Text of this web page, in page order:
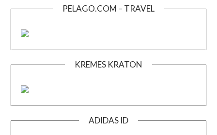
PELAGO.COM – TRAVEL
KREMES KRATON
ADIDAS ID